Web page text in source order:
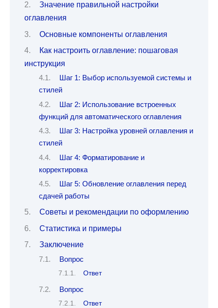
Значение правильной настройки
оглавления
Основные компоненты оглавления
Как настроить оглавление: пошаговая
инструкция
Шаг 1: Выбор используемой системы и
стилей
Шаг 2: Использование встроенных
функций для автоматического оглавления
Шаг 3: Настройка уровней оглавления и
стилей
Шаг 4: Форматирование и
корректировка
Шаг 5: Обновление оглавления перед
сдачей работы
Советы и рекомендации по оформлению
Статистика и примеры
Заключение
Вопрос
Ответ
Вопрос
Ответ